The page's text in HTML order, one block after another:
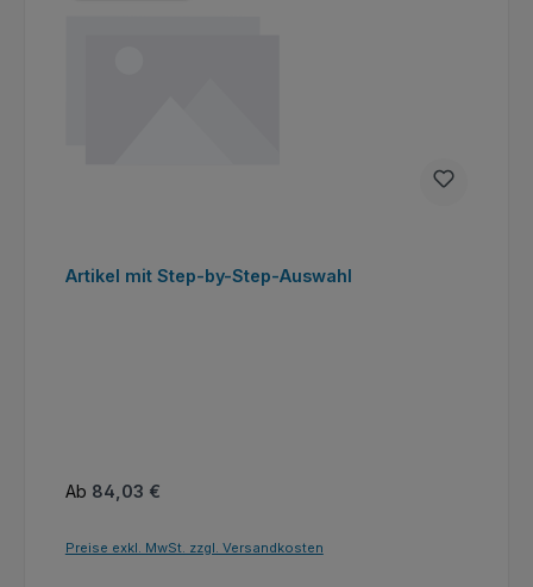
Artikel mit Step-by-Step-Auswahl
Regulärer Preis:
Ab 84,03 €
Preise exkl. MwSt. zzgl. Versandkosten